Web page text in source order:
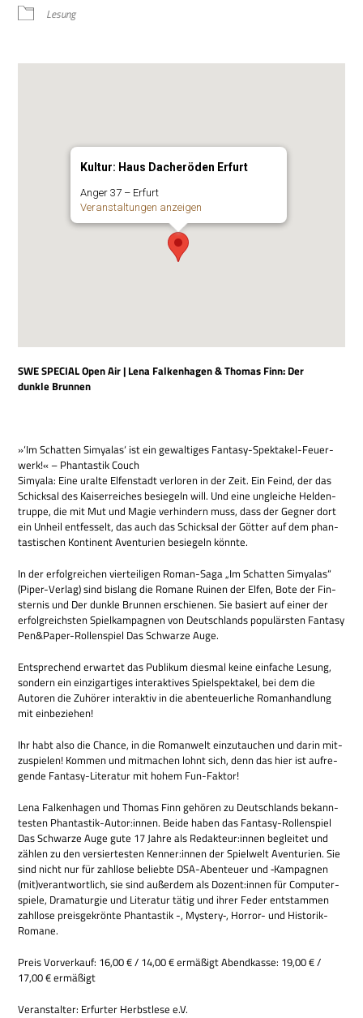
Lesung
Kultur: Haus Dacheröden Erfurt
Anger 37 – Erfurt
Ver­an­stal­tun­gen anzeigen
SWE SPECIAL Open Air | Lena Fal­ken­ha­gen & Tho­mas Finn: Der
dunkle Brunnen
»‘Im Schat­ten Simy­a­las‘ ist ein gewal­ti­ges Fan­tasy-Spek­ta­kel-Feu­er­
werk!« – Phan­ta­stik Couch
Simyala: Eine uralte Elfen­stadt ver­lo­ren in der Zeit. Ein Feind, der das
Schick­sal des Kai­ser­rei­ches besie­geln will. Und eine unglei­che Hel­den­
truppe, die mit Mut und Magie ver­hin­dern muss, dass der Geg­ner dort
ein Unheil ent­fes­selt, das auch das Schick­sal der Göt­ter auf dem phan­
ta­sti­schen Kon­ti­nent Aven­tu­rien besie­geln könnte.
In der erfolg­rei­chen vier­tei­li­gen Roman-Saga „Im Schat­ten Simy­a­las“
(Piper-Ver­lag) sind bis­lang die Romane Rui­nen der Elfen, Bote der Fin­
ster­nis und Der dunkle Brun­nen erschie­nen. Sie basiert auf einer der
erfolg­reich­sten Spiel­kam­pa­gnen von Deutsch­lands popu­lär­sten Fan­tasy
Pen&Paper-Rollenspiel Das Schwarze Auge.
Ent­spre­chend erwar­tet das Publi­kum dies­mal keine ein­fa­che Lesung,
son­dern ein ein­zig­ar­ti­ges inter­ak­ti­ves Spiel­spek­ta­kel, bei dem die
Autoren die Zuhö­rer inter­ak­tiv in die aben­teu­er­li­che Roman­hand­lung
mit einbeziehen!
Ihr habt also die Chance, in die Roman­welt ein­zu­tau­chen und darin mit­
zu­spie­len! Kom­men und mit­ma­chen lohnt sich, denn das hier ist auf­re­
gende Fan­tasy-Lite­ra­tur mit hohem Fun-Faktor!
Lena Fal­ken­ha­gen und Tho­mas Finn gehö­ren zu Deutsch­lands bekann­
te­sten Phantastik-Autor:innen. Beide haben das Fan­tasy-Rol­len­spiel
Das Schwarze Auge gute 17 Jahre als Redakteur:innen beglei­tet und
zäh­len zu den ver­sier­te­sten Kenner:innen der Spiel­welt Aven­tu­rien. Sie
sind nicht nur für zahl­lose beliebte DSA-Aben­teuer und ‑Kam­pa­gnen
(mit)verantwortlich, sie sind außer­dem als Dozent:innen für Com­pu­ter­
spiele, Dra­ma­tur­gie und Lite­ra­tur tätig und ihrer Feder ent­stam­men
zahl­lose preis­ge­krönte Phan­ta­stik -, Mystery‑, Hor­ror- und Historik-
Romane.
Preis Vor­ver­kauf: 16,00 € / 14,00 € ermä­ßigt Abend­kasse: 19,00 € /
17,00 € ermäßigt
Ver­an­stal­ter: Erfur­ter Herbst­lese e.V.